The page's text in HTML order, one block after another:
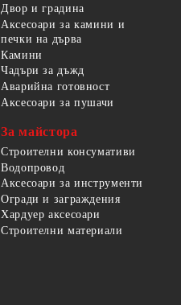
Двор и градина
Аксесоари за камини и
печки на дърва
Камини
Чадъри за дъжд
Аварийна готовност
Аксесоари за пушачи
За майстора
Строителни консумативи
Водопровод
Аксесоари за инструменти
Огради и заграждения
Хардуер аксесоари
Строителни материали